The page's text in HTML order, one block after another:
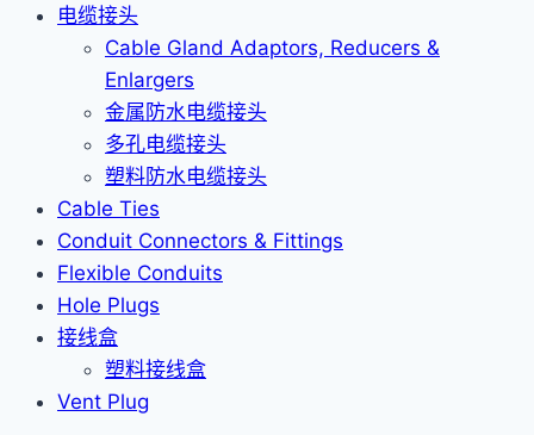
电缆接头
Cable Gland Adaptors, Reducers &
Enlargers
金属防水电缆接头
多孔电缆接头
塑料防水电缆接头
Cable Ties
Conduit Connectors & Fittings
Flexible Conduits
Hole Plugs
接线盒
塑料接线盒
Vent Plug